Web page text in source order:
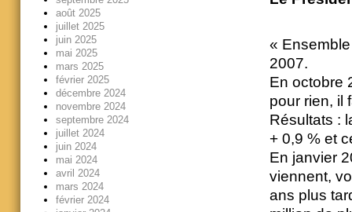
«
2007.
En octobre
pour rien, il
Résultats :
+ 0,9 % et
En janvier
viennent,
ans plus
août 2025
juillet 2025
juin 2025
mai 2025
mars 2025
février 2025
décembre 2024
novembre 2024
septembre 2024
juillet 2024
juin 2024
mai 2024
avril 2024
mars 2024
février 2024